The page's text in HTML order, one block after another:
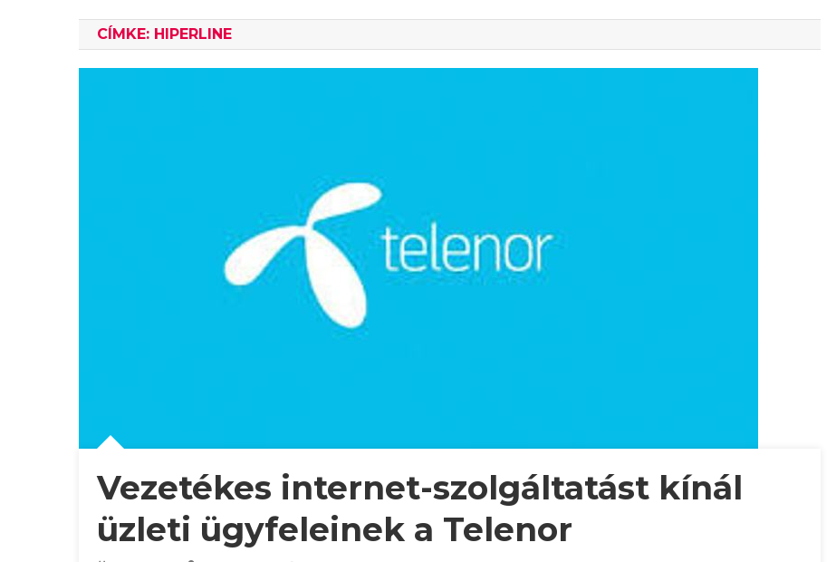
CÍMKE: HIPERLINE
Vezetékes internet-szolgáltatást kínál
üzleti ügyfeleinek a Telenor